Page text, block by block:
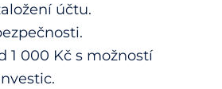
účtu.
1 000 Kč s možností